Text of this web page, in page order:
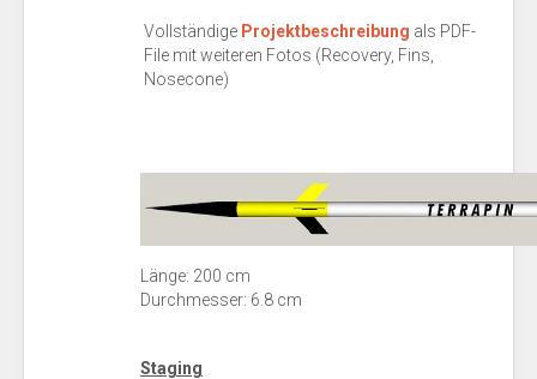
Vollständige Projektbeschreibung als PDF-
File mit weiteren Fotos (Recovery, Fins,
Nosecone)
Länge: 200 cm
Durchmesser: 6.8 cm
Staging